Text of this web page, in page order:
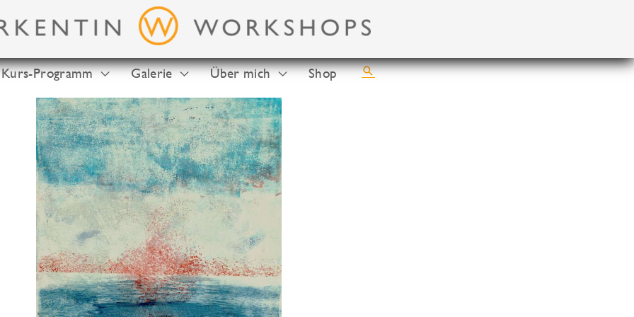
Kurs-Programm Galerie Über mich Shop Suchen